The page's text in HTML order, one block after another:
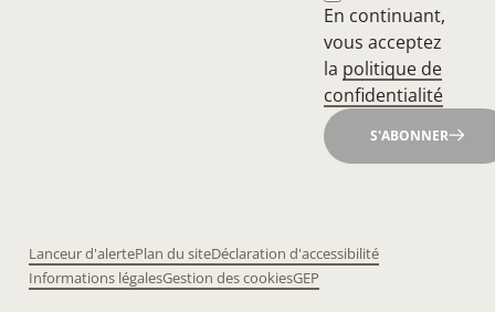
En continuant,
vous acceptez
la politique de
confidentialité
S'ABONNER
Lanceur d'alertePlan du siteDéclaration d'accessibilité
Informations légalesGestion des cookiesGEP